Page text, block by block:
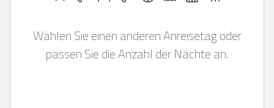
Wählen Sie einen anderen Anreisetag oder
passen Sie die Anzahl der Nächte an.